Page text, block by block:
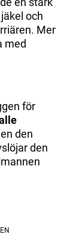
och
Mer
med
för
den
den